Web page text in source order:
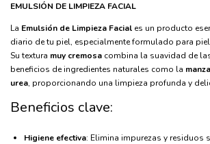
EMULSIÓN DE LIMPIEZA FACIAL
La Emulsión de Limpieza Facial es un producto
diario de tu piel, especialmente formulado para
Su textura muy cremosa combina la suavidad de
beneficios de ingredientes naturales como la
urea, proporcionando una limpieza profunda y
Beneficios clave:
Higiene efectiva: Elimina impurezas y residuos